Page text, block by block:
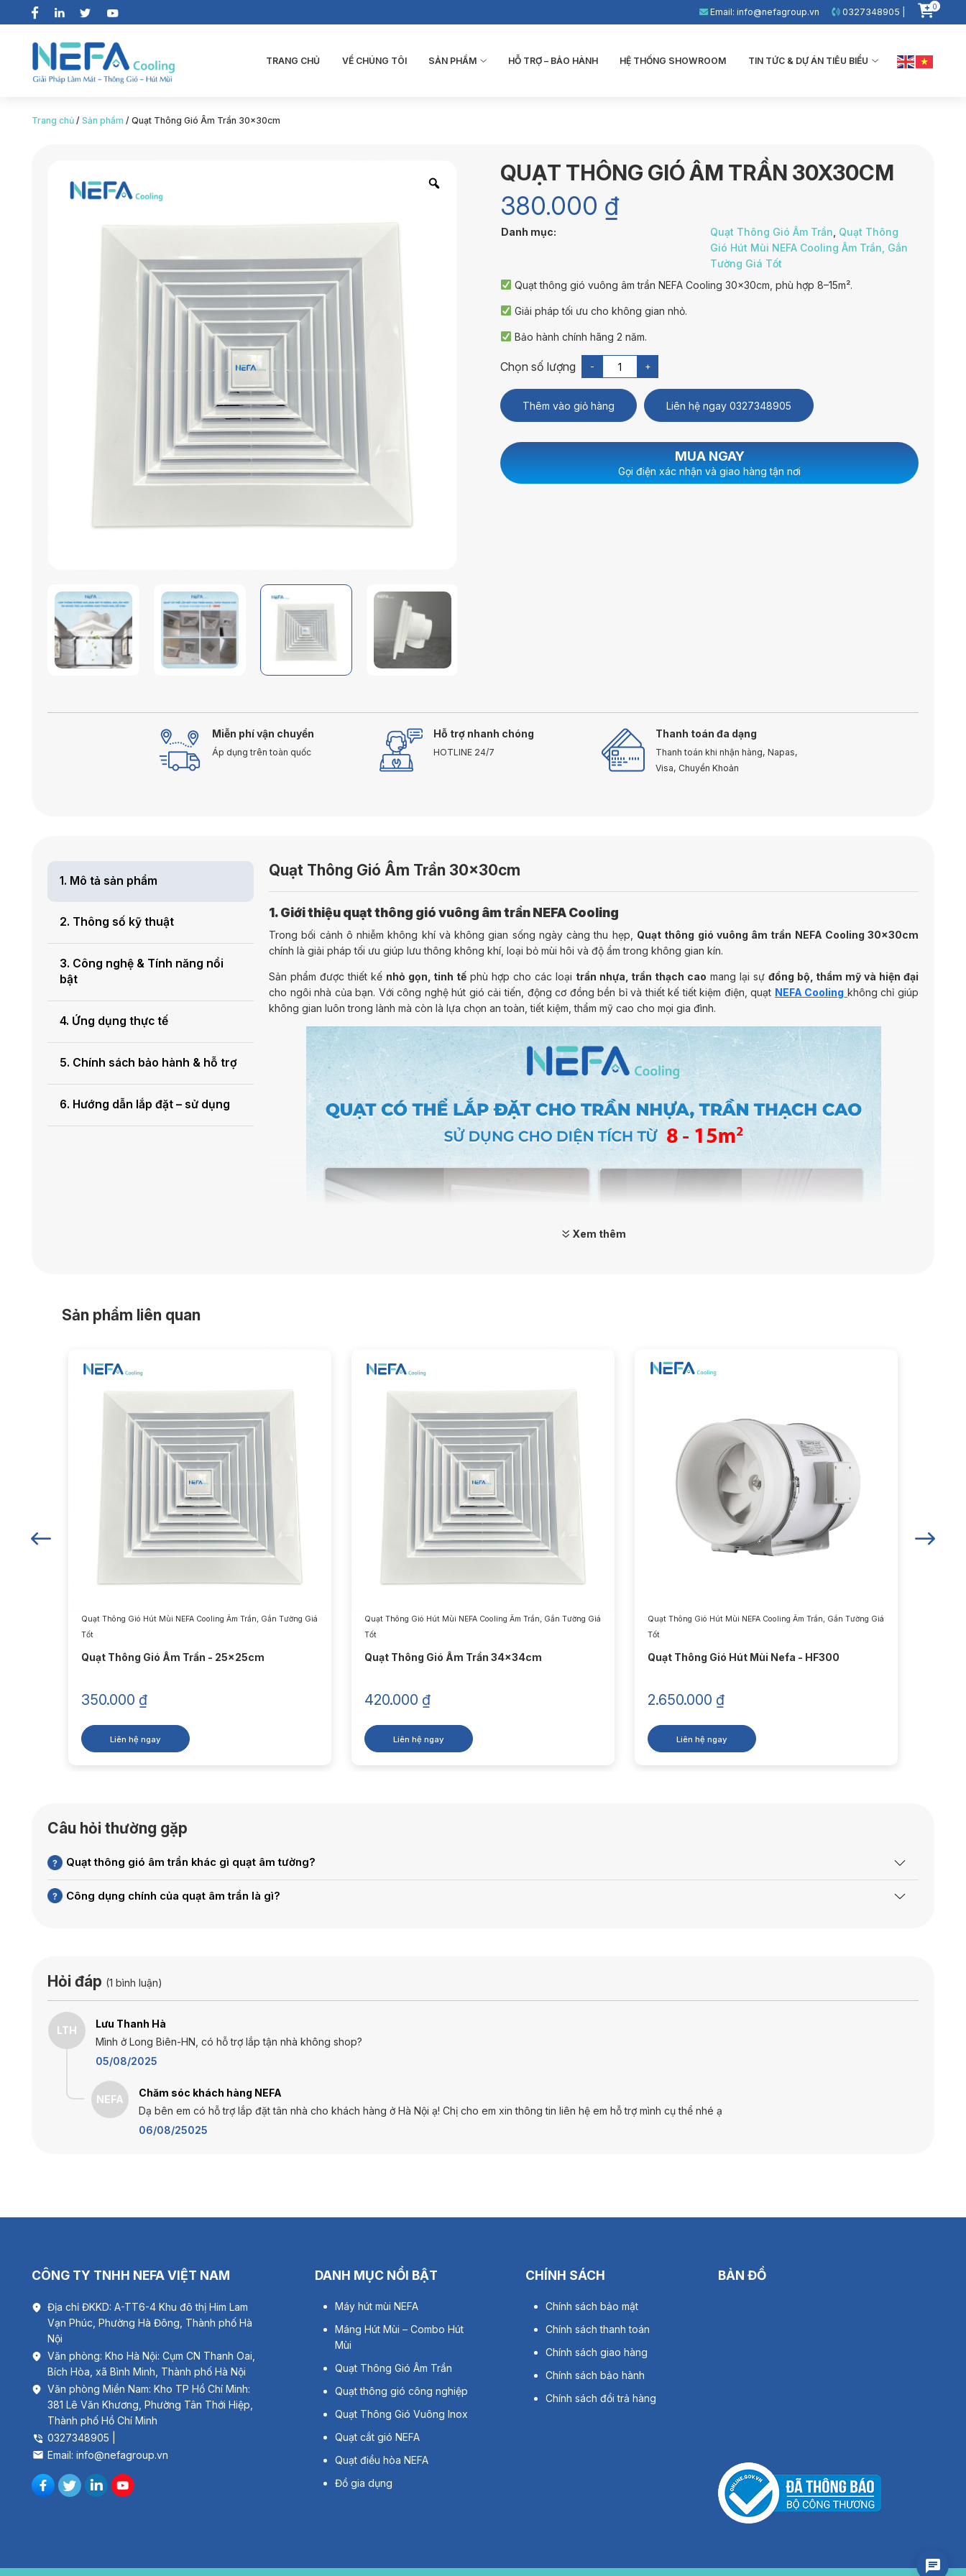
Email: info@nefagroup.vn 0327348905 | 0
TRANG CHỦ VỀ CHÚNG TÔI SẢN PHẨM HỖ TRỢ – BẢO HÀNH HỆ THỐNG SHOWROOM TIN TỨC & DỰ ÁN TIÊU BIỂU
Trang chủ /Sản phẩm /Quạt Thông Gió Âm Trần 30x30cm
QUẠT THÔNG GIÓ ÂM TRẦN 30X30CM
380.000 ₫
Danh mục: Quạt Thông Gió Âm Trần Quạt Thông
Gió Hút Mùi NEFA Cooling Âm Trần, Gắn
Tường Giá Tốt
Quạt thông gió vuông âm trần NEFA Cooling 30x30cm, phù hợp 8–15m².
Giải pháp tối ưu cho không gian nhỏ.
Bảo hành chính hãng 2 năm.
- +
Thêm vào giỏ hàng Liên hệ ngay0327348905
MUA NGAY
Gọi điện xác nhận và giao hàng tận nơi
Miễn phí vận chuyển
Áp dụng trên toàn quốc
Hỗ trợ nhanh chóng
HOTLINE 24/7
Thanh toán đa dạng
Thanh toán khi nhận hàng, Napas,
Visa, Chuyển Khoản
1. Mô tả sản phẩm
2. Thông số kỹ thuật
3. Công nghệ & Tính năng nổi
bật
4. Ứng dụng thực tế
5. Chính sách bảo hành & hỗ trợ
6. Hướng dẫn lắp đặt – sử dụng
Quạt Thông Gió Âm Trần 30x30cm
1. Giới thiệu quạt thông gió vuông âm trần NEFA Cooling
Trong bối cảnh ô nhiễm không khí và không gian sống ngày càng thu hẹp, Quạt thông gió vuông âm trần NEFA Cooling 30x30cm
chính là giải pháp tối ưu giúp lưu thông không khí, loại bỏ mùi hôi và độ ẩm trong không gian kín.
Sản phẩm được thiết kế nhỏ gọn, tinh tế phù hợp cho các loại trần nhựa, trần thạch cao mang lại sự đồng bộ, thẩm mỹ và hiện đại
cho ngôi nhà của bạn. Với công nghệ hút gió cải tiến, động cơ đồng bền bỉ và thiết kế tiết kiệm điện, quạt NEFA Cooling không chỉ giúp
không gian luôn trong lành mà còn là lựa chọn an toàn, tiết kiệm, thẩm mỹ cao cho mọi gia đình.
Quạt Thông Gió Âm Trần 30x30cm
2. Thông số kỹ thuật chi tiết
Kích thước mặt
Kích thước khoét lỗ
Xem thêm
Sản phẩm liên quan
Quạt Thông Gió Hút Mùi NEFA Cooling Âm Trần, Gắn Tường Giá
Tốt
Quạt Thông Gió Âm Trần - 25x25cm
350.000 ₫
Liên hệ ngay
Quạt Thông Gió Hút Mùi NEFA Cooling Âm Trần, Gắn Tường Giá
Tốt
Quạt Thông Gió Âm Trần 34x34cm
420.000 ₫
Liên hệ ngay
Quạt Thông Gió Hút Mùi NEFA Cooling Âm Trần, Gắn Tường Giá
Tốt
Quạt Thông Gió Hút Mùi Nefa - HF300
2.650.000 ₫
Liên hệ ngay
Câu hỏi thường gặp
Quạt thông gió âm trần khác gì quạt âm tường?
Công dụng chính của quạt âm trần là gì?
Hỏi đáp (1 bình luận)
LTH
Lưu Thanh Hà
Mình ở Long Biên-HN, có hỗ trợ lắp tận nhà không shop?
05/08/2025
NEFA
Chăm sóc khách hàng NEFA
Dạ bên em có hỗ trợ lắp đặt tân nhà cho khách hàng ở Hà Nội ạ! Chị cho em xin thông tin liên hệ em hỗ trợ mình cụ thể nhé ạ
06/08/25025
CÔNG TY TNHH NEFA VIỆT NAM
Địa chỉ ĐKKD: A-TT6-4 Khu đô thị Him Lam
Vạn Phúc, Phường Hà Đông, Thành phố Hà
Nội
Văn phòng: Kho Hà Nội: Cụm CN Thanh Oai,
Bích Hòa, xã Bình Minh, Thành phố Hà Nội
Văn phòng Miền Nam: Kho TP Hồ Chí Minh:
381 Lê Văn Khương, Phường Tân Thới Hiệp,
Thành phố Hồ Chí Minh
0327348905 |
Email: info@nefagroup.vn
DANH MỤC NỔI BẬT
Máy hút mùi NEFA
Máng Hút Mùi – Combo Hút
Mùi
Quạt Thông Gió Âm Trần
Quạt thông gió công nghiệp
Quạt Thông Gió Vuông Inox
Quạt cắt gió NEFA
Quạt điều hòa NEFA
Đồ gia dụng
CHÍNH SÁCH
Chính sách bảo mật
Chính sách thanh toán
Chính sách giao hàng
Chính sách bảo hành
Chính sách đổi trả hàng
BẢN ĐỒ